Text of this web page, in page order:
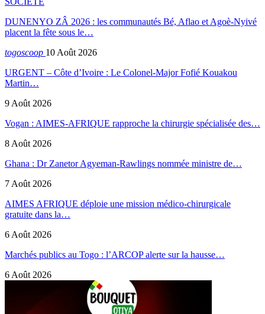
DUNENYO ZÂ 2026 : les communautés Bé, Aflao et Agoè-Nyivé
placent la fête sous le…
togoscoop 10 Août 2026
URGENT – Côte d’Ivoire : Le Colonel-Major Fofié Kouakou
Martin…
9 Août 2026
Vogan : AIMES-AFRIQUE rapproche la chirurgie spécialisée des…
8 Août 2026
Ghana : Dr Zanetor Agyeman-Rawlings nommée ministre de…
7 Août 2026
AIMES AFRIQUE déploie une mission médico-chirurgicale
gratuite dans la…
6 Août 2026
Marchés publics au Togo : l’ARCOP alerte sur la hausse…
6 Août 2026